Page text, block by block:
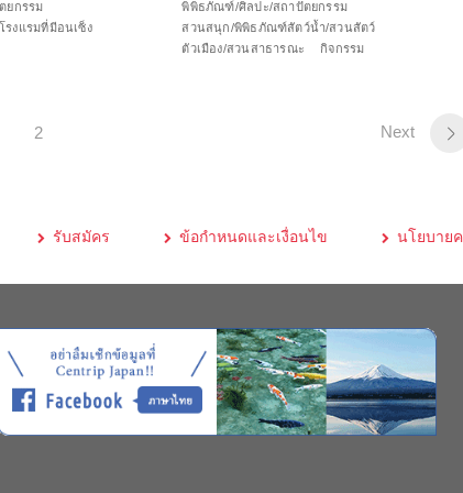
ยกรรม
โรงแรมที่มีอนเซ็ง
พิพิธภัณฑ์/ศิลปะ/สถาปัตยกรรม
สวนสนุก/พิพิธภัณฑ์สัตว์น้ำ/สวนสัตว์
ตัวเมือง/สวนสาธารณะ
กิจกรรม
2 Next
รับสมัคร ข้อกำหนดและเงื่อนไข นโยบาย